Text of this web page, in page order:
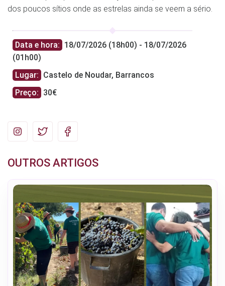
dos poucos sítios onde as estrelas ainda se veem a sério.
Data e hora: 18/07/2026 (18h00) - 18/07/2026
(01h00)
Lugar: Castelo de Noudar, Barrancos
Preço: 30€
OUTROS ARTIGOS